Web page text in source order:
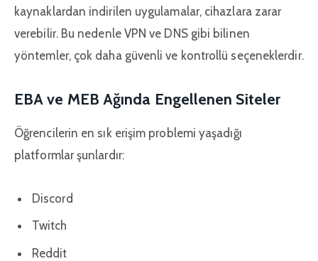
kaynaklardan indirilen uygulamalar, cihazlara zarar
verebilir. Bu nedenle VPN ve DNS gibi bilinen
yöntemler, çok daha güvenli ve kontrollü seçeneklerdir.
EBA ve MEB Ağında Engellenen Siteler
Öğrencilerin en sık erişim problemi yaşadığı
platformlar şunlardır:
Discord
Twitch
Reddit